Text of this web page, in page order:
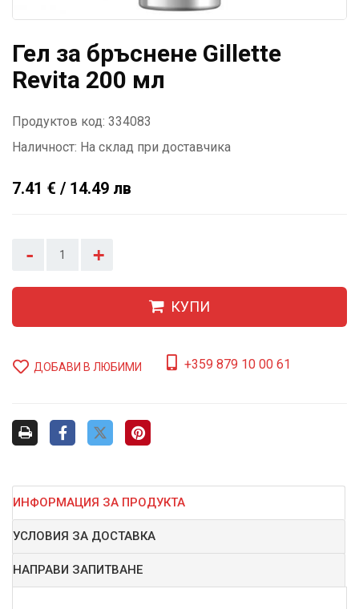
Гел за бръснене Gillette
Revita 200 мл
Продуктов код: 334083
Наличност: На склад при доставчика
7.41 € / 14.49 лв
- +
КУПИ
ДОБАВИ В ЛЮБИМИ +359 879 10 00 61
ИНФОРМАЦИЯ ЗА ПРОДУКТА
УСЛОВИЯ ЗА ДОСТАВКА
НАПРАВИ ЗАПИТВАНЕ